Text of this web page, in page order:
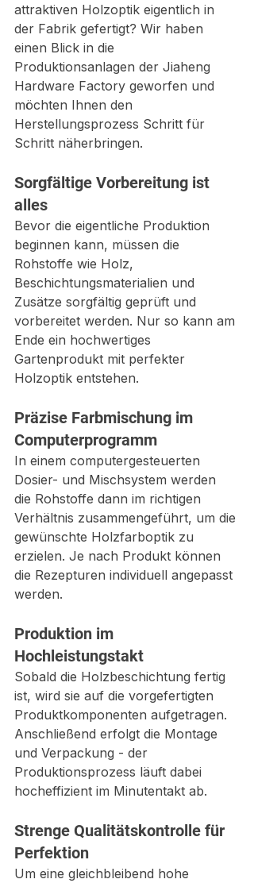
attraktiven Holzoptik eigentlich in
der Fabrik gefertigt? Wir haben
einen Blick in die
Produktionsanlagen der Jiaheng
Hardware Factory geworfen und
möchten Ihnen den
Herstellungsprozess Schritt für
Schritt näherbringen.
Sorgfältige Vorbereitung ist
alles
Bevor die eigentliche Produktion
beginnen kann, müssen die
Rohstoffe wie Holz,
Beschichtungsmaterialien und
Zusätze sorgfältig geprüft und
vorbereitet werden. Nur so kann am
Ende ein hochwertiges
Gartenprodukt mit perfekter
Holzoptik entstehen.
Präzise Farbmischung im
Computerprogramm
In einem computergesteuerten
Dosier- und Mischsystem werden
die Rohstoffe dann im richtigen
Verhältnis zusammengeführt, um die
gewünschte Holzfarboptik zu
erzielen. Je nach Produkt können
die Rezepturen individuell angepasst
werden.
Produktion im
Hochleistungstakt
Sobald die Holzbeschichtung fertig
ist, wird sie auf die vorgefertigten
Produktkomponenten aufgetragen.
Anschließend erfolgt die Montage
und Verpackung - der
Produktionsprozess läuft dabei
hocheffizient im Minutentakt ab.
Strenge Qualitätskontrolle für
Perfektion
Um eine gleichbleibend hohe